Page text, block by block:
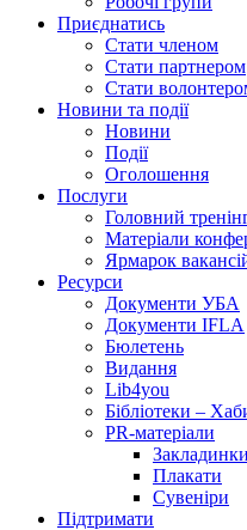
Приєднатись
Стати членом
Стати партнером
Стати
Новини та події
Новини
Події
Оголошення
Послуги
Головний
Матеріали
Ярмарок
Ресурси
Документи УБА
Документи IFLA
Бюлетень
Видання
Lib4you
Бібліотеки –
PR-матеріали
Закладинки
Плакати
Сувеніри
Підтримати